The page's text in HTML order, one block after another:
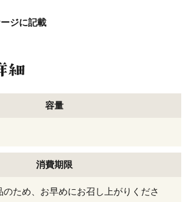
ジに記載
容量
消費期限
のため、お早めにお召し上がりくださ